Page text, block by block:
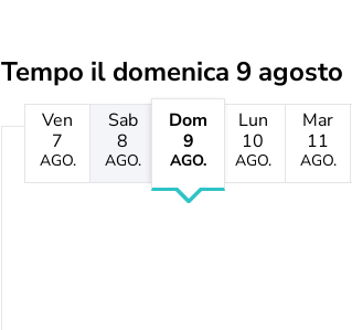
Tempo il domenica 9 agosto
Ven
7
AGO.
Sab
8
AGO.
Dom
9
AGO.
Lun
10
AGO.
Mar
11
AGO.